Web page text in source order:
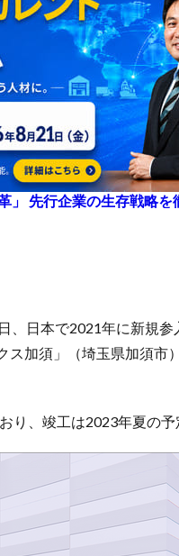
」 先行企業の生存戦略を
、日本で2021年に新規参
加須」（埼玉県加須市
り、竣工は2023年夏の予